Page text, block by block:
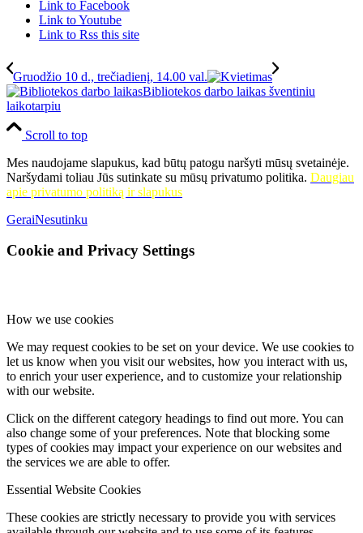
Link to Facebook
Link to Youtube
Link to Rss this site
Gruodžio 10 d., trečiadienį, 14.00 val.
Bibliotekos darbo laikas šventiniu
laikotarpiu
Scroll to top
Mes naudojame slapukus, kad būtų patogu naršyti mūsų svetainėje.
Naršydami toliau Jūs sutinkate su mūsų privatumo politika. Daugiau
apie privatumo politiką ir slapukus
GeraiNesutinku
Cookie and Privacy Settings
How we use cookies
We may request cookies to be set on your device. We use cookies to
let us know when you visit our websites, how you interact with us,
to enrich your user experience, and to customize your relationship
with our website.
Click on the different category headings to find out more. You can
also change some of your preferences. Note that blocking some
types of cookies may impact your experience on our websites and
the services we are able to offer.
Essential Website Cookies
These cookies are strictly necessary to provide you with services